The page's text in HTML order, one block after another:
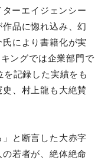
ターエイジェンシー
品に惚れ込み、幻
により書籍化が実
ングでは企業部門で
記録した実績をも
、村上龍も大絶賛
と断言した大赤字
若者が、絶体絶命